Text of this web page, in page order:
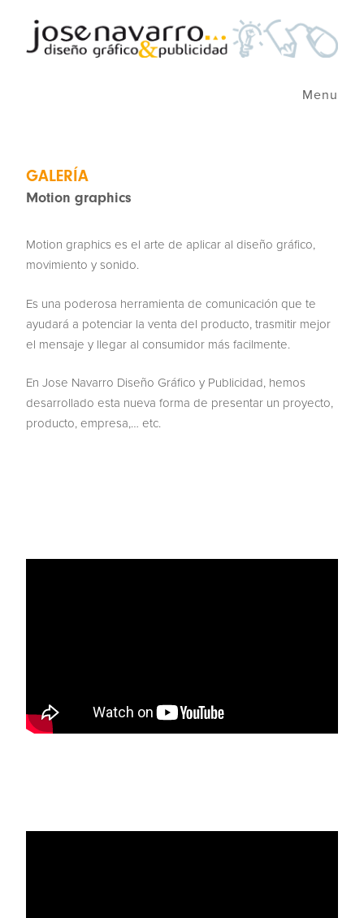
Menu
GALERÍA
Motion graphics
Motion graphics es el arte de aplicar al diseño gráfico,
movimiento y sonido.
Es una poderosa herramienta de comunicación que te
ayudará a potenciar la venta del producto, trasmitir mejor
el mensaje y llegar al consumidor más facilmente.
En Jose Navarro Diseño Gráfico y Publicidad, hemos
desarrollado esta nueva forma de presentar un proyecto,
producto, empresa,… etc.